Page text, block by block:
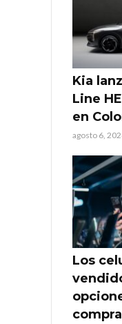
Kia
Line
en
agosto 6,
Los